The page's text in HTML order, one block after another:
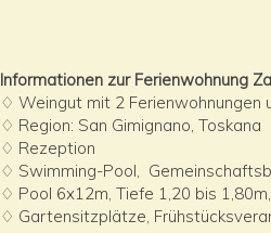
Informationen zur Ferienwohnung
♢ Weingut mit 2 Ferienwohnungen
♢ Region: San Gimignano, Toskana
♢ Rezeption
♢ Swimming-Pool,
♢ Pool 6x12m, Tiefe 1,20 bis
♢ Gartensitzplätze,